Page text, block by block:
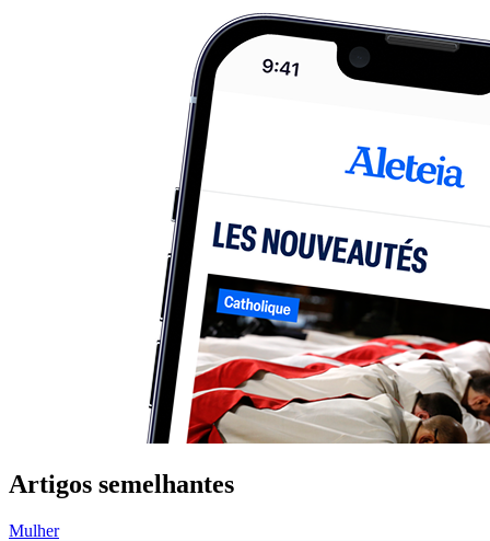
Artigos semelhantes
Mulher